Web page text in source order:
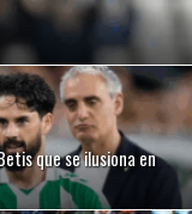
que se ilusiona en